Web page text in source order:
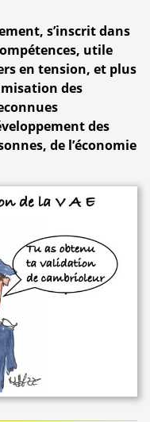
s’inscrit dans
utile
en tension, et plus
des
des
de l’économie